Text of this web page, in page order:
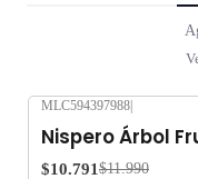
MLC594397988
Nispero Árbol
$10.791 $11.990